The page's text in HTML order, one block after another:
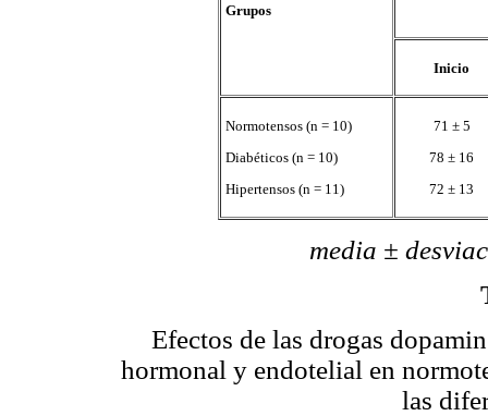
Grupos
Inicio
Normotensos (n = 10)
Diabéticos (n = 10)
Hipertensos (n = 11)
71 ± 5
78 ± 16
72 ± 13
media ± desviación
Efectos de las drogas
hormonal y endotelial en
las